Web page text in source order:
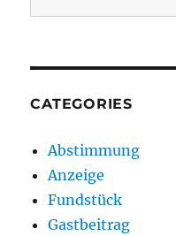
CATEGORIES
Abstimmung
Anzeige
Fundstück
Gastbeitrag